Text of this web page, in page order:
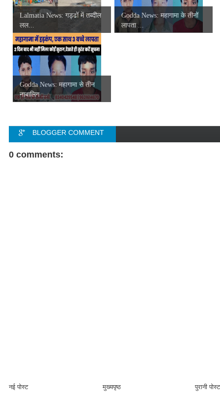
Lalmatia News: गड्ढों में तब्दील
लल...
Godda News: महागामा के तीनों
लापता ...
Godda News: महागामा से तीन
नाबालिग ...
BLOGGER COMMENT
FACEBOOK COMMENT
0 comments:
नई पोस्ट पुरानी पोस्ट
मुख्यपृष्ठ